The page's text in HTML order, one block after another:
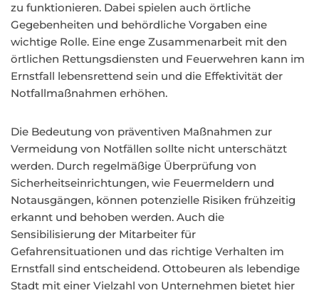
zu funktionieren. Dabei spielen auch örtliche
Gegebenheiten und behördliche Vorgaben eine
wichtige Rolle. Eine enge Zusammenarbeit mit den
örtlichen Rettungsdiensten und Feuerwehren kann im
Ernstfall lebensrettend sein und die Effektivität der
Notfallmaßnahmen erhöhen.
Die Bedeutung von präventiven Maßnahmen zur
Vermeidung von Notfällen sollte nicht unterschätzt
werden. Durch regelmäßige Überprüfung von
Sicherheitseinrichtungen, wie Feuermeldern und
Notausgängen, können potenzielle Risiken frühzeitig
erkannt und behoben werden. Auch die
Sensibilisierung der Mitarbeiter für
Gefahrensituationen und das richtige Verhalten im
Ernstfall sind entscheidend. Ottobeuren als lebendige
Stadt mit einer Vielzahl von Unternehmen bietet hier